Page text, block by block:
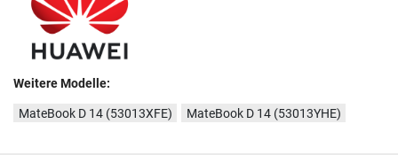
Weitere Modelle:
MateBook D 14 (53013XFE) MateBook D 14 (53013YHE)